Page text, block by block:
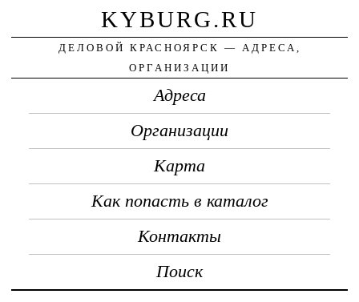
KYBURG.RU
ДЕЛОВОЙ КРАСНОЯРСК — АДРЕСА,
ОРГАНИЗАЦИИ
Адреса
Организации
Карта
Как попасть в каталог
Контакты
Поиск